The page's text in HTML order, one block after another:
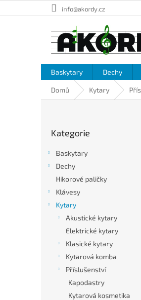
na
info@akordy.cz
Baskytary Dechy
Domů Kytary
kategorie
Kategorie
Baskytary
Dechy
Hikorové paličky
Klávesy
Kytary
Akustické kytary
Elektrické kytary
Klasické kytary
Kytarová komba
Příslušenství
Kapodastry
Kytarová kosmetika